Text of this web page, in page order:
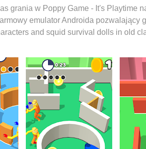
A co najważniejsze, nasz
wszystko będzie płynne. Dbamy nie
grania w Poppy Game - It's Playtime
emulator Androida pozwalający
and squid survival dolls in old